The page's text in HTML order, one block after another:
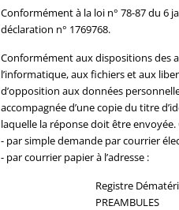
Conformément à la loi n° 78-87 du 6
déclaration n° 1769768.
Conformément aux dispositions des
l’informatique, aux fichiers et aux
d’opposition aux données
accompagnée d’une copie du titre
laquelle la réponse doit être
- par simple demande par courrier
- par courrier papier à l’adresse :
Registre
PREAMBULES